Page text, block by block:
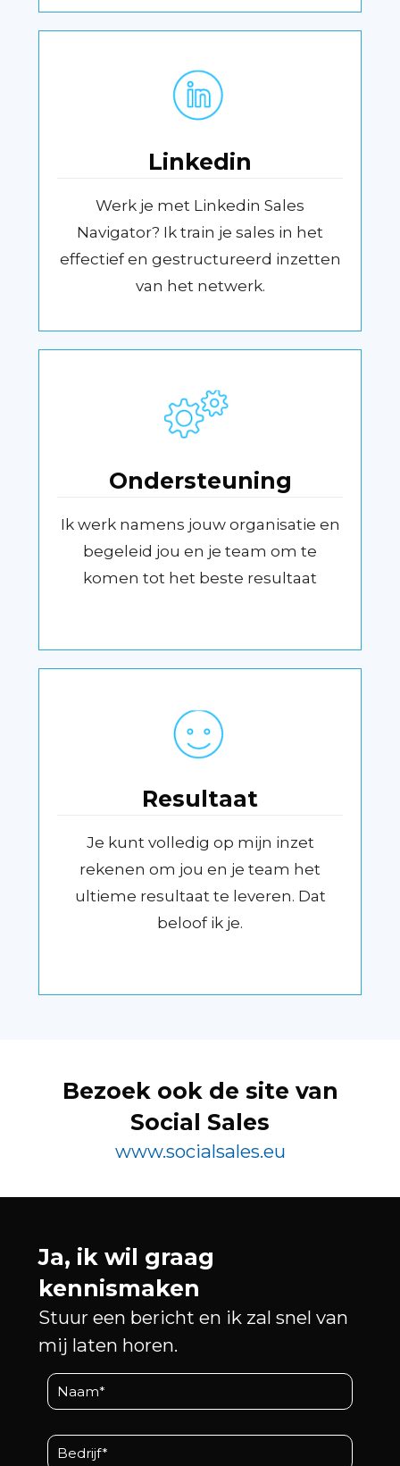
Linkedin
Werk je met Linkedin Sales
Navigator? Ik train je sales in het
effectief en gestructureerd inzetten
van het netwerk.
Ondersteuning
Ik werk namens jouw organisatie en
begeleid jou en je team om te
komen tot het beste resultaat
Resultaat
Je kunt volledig op mijn inzet
rekenen om jou en je team het
ultieme resultaat te leveren. Dat
beloof ik je.
Bezoek ook de site van
Social Sales
www.socialsales.eu
Ja, ik wil graag
kennismaken
Stuur een bericht en ik zal snel van
mij laten horen.